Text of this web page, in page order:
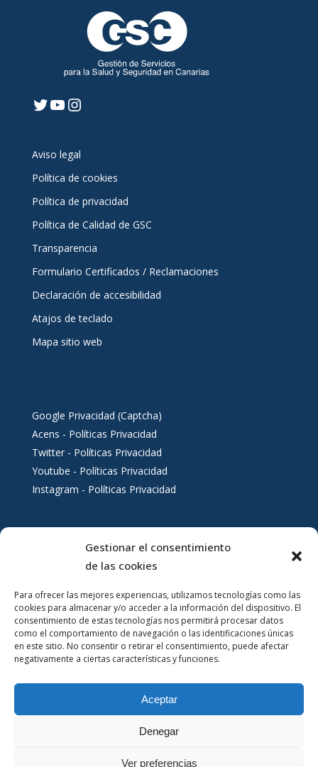
Gestionar el consentimiento
de las cookies
Para ofrecer las mejores experiencias, utilizamos tecnologías como las
cookies para almacenar y/o acceder a la información del dispositivo. El
consentimiento de estas tecnologías nos permitirá procesar datos
como el comportamiento de navegación o las identificaciones únicas
en este sitio. No consentir o retirar el consentimiento, puede afectar
negativamente a ciertas características y funciones.
Aceptar
Denegar
Ver preferencias
Twitter
YouTube
Instagram
Aviso legal
Política de cookies
Política de privacidad
Política de Calidad de GSC
Transparencia
Formulario Certificados / Reclamaciones
Declaración de accesibilidad
Atajos de teclado
Mapa sitio web
Google Privacidad (Captcha)
Acens - Políticas Privacidad
Twitter - Políticas Privacidad
Youtube - Políticas Privacidad
Instagram - Políticas Privacidad
Servicios al ciudadano